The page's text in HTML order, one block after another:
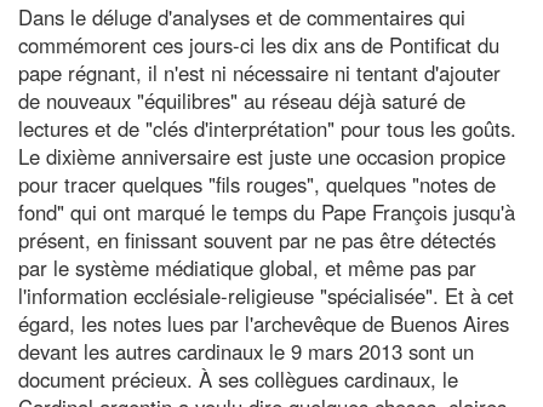
Dans le déluge d'analyses et de commentaires qui
commémorent ces jours-ci les dix ans de Pontificat du
pape régnant, il n'est ni nécessaire ni tentant d'ajouter
de nouveaux "équilibres" au réseau déjà saturé de
lectures et de "clés d'interprétation" pour tous les goûts.
Le dixième anniversaire est juste une occasion propice
pour tracer quelques "fils rouges", quelques "notes de
fond" qui ont marqué le temps du Pape François jusqu'à
présent, en finissant souvent par ne pas être détectés
par le système médiatique global, et même pas par
l'information ecclésiale-religieuse "spécialisée". Et à cet
égard, les notes lues par l'archevêque de Buenos Aires
devant les autres cardinaux le 9 mars 2013 sont un
document précieux. À ses collègues cardinaux, le